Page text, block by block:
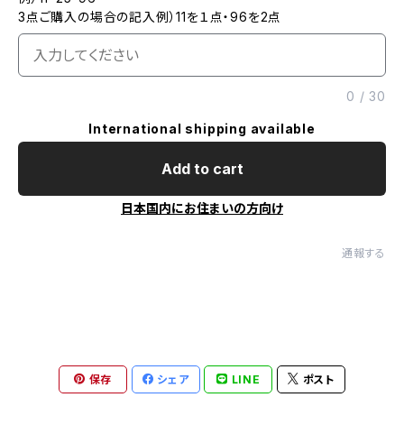
3点ご購入の場合の記入例）11を１点・96を2点
0 /30
International shipping available
Add to cart
日本国内にお住まいの方向け
通報する
保存 シェア LINE ポスト